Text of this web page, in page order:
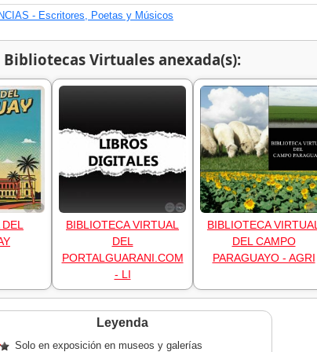
- Escritores, Poetas y Músicos
Bibliotecas Virtuales anexada(s):
BIBLIOTECA VIRTUAL
DEL
PORTALGUARANI.COM
- LI
BIBLIOTECA VIRTUAL
DEL CAMPO
PARAGUAYO - AGRI
Leyenda
Solo en exposición en museos y galerías